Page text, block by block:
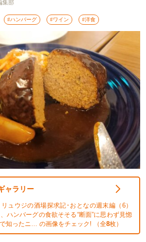
集部
#ハンバーグ #ワイン #洋食
ャラリー
リュウジの酒場探求記･おとなの週末編（6）
ハンバーグの食欲そそる“断面”に思わず見惚
知ったニ… の画像をチェック! （全8枚）